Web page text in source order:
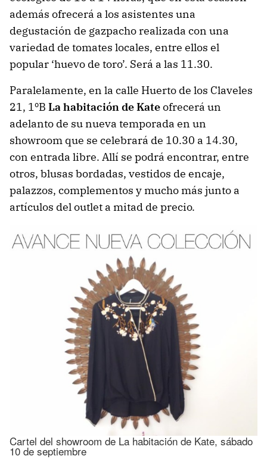
además ofrecerá a los asistentes una
degustación de gazpacho realizada con una
variedad de tomates locales, entre ellos el
popular ‘huevo de toro’. Será a las 11.30.
Paralelamente, en la calle Huerto de los Claveles
21, 1ºB La habitación de Kateofrecerá un
adelanto de su nueva temporada en un
showroom que se celebrará de 10.30 a 14.30,
con entrada libre. Allí se podrá encontrar, entre
otros, blusas bordadas, vestidos de encaje,
palazzos, complementos y mucho más junto a
artículos del outlet a mitad de precio.
Cartel del showroom de La habitación de Kate, sábado
10 de septiembre